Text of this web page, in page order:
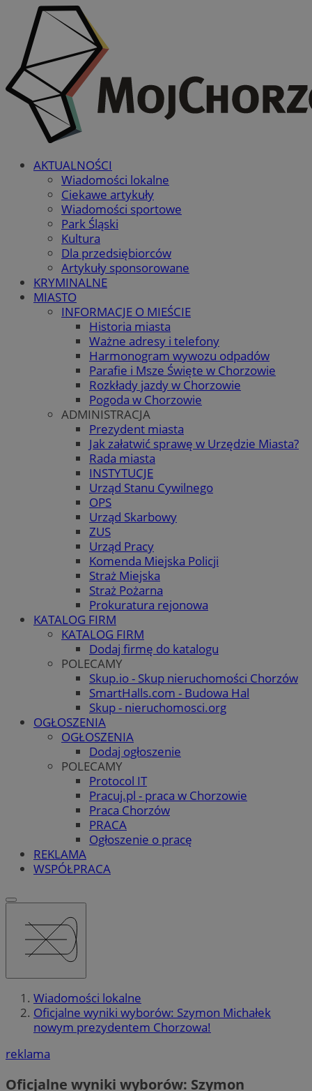
AKTUALNOŚCI
Wiadomości lokalne
Ciekawe artykuły
Wiadomości sportowe
Park Śląski
Kultura
Dla przedsiębiorców
Artykuły sponsorowane
KRYMINALNE
MIASTO
INFORMACJE O MIEŚCIE
Historia miasta
Ważne adresy i telefony
Harmonogram wywozu odpadów
Parafie i Msze Święte w Chorzowie
Rozkłady jazdy w Chorzowie
Pogoda w Chorzowie
ADMINISTRACJA
Prezydent miasta
Jak załatwić sprawę w Urzędzie Miasta?
Rada miasta
INSTYTUCJE
Urząd Stanu Cywilnego
OPS
Urząd Skarbowy
ZUS
Urząd Pracy
Komenda Miejska Policji
Straż Miejska
Straż Pożarna
Prokuratura rejonowa
KATALOG FIRM
KATALOG FIRM
Dodaj firmę do katalogu
POLECAMY
Skup.io - Skup nieruchomości Chorzów
SmartHalls.com - Budowa Hal
Skup - nieruchomosci.org
OGŁOSZENIA
OGŁOSZENIA
Dodaj ogłoszenie
POLECAMY
Protocol IT
Pracuj.pl - praca w Chorzowie
Praca Chorzów
PRACA
Ogłoszenie o pracę
REKLAMA
WSPÓŁPRACA
Wiadomości lokalne
Oficjalne wyniki wyborów: Szymon Michałek
nowym prezydentem Chorzowa!
reklama
Oficjalne wyniki wyborów: Szymon